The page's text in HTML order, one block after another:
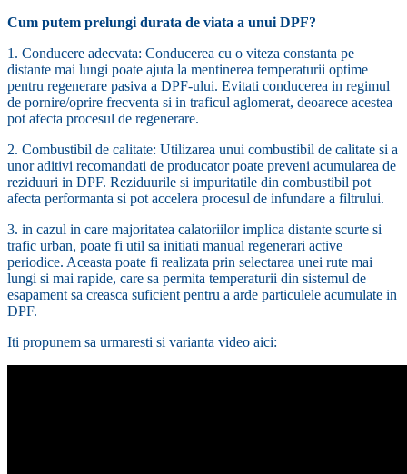
Cum putem prelungi durata de viata a unui DPF?
1. Conducere adecvata: Conducerea cu o viteza constanta pe
distante mai lungi poate ajuta la mentinerea temperaturii optime
pentru regenerare pasiva a DPF-ului. Evitati conducerea in regimul
de pornire/oprire frecventa si in traficul aglomerat, deoarece acestea
pot afecta procesul de regenerare.
2. Combustibil de calitate: Utilizarea unui combustibil de calitate si a
unor aditivi recomandati de producator poate preveni acumularea de
reziduuri in DPF. Reziduurile si impuritatile din combustibil pot
afecta performanta si pot accelera procesul de infundare a filtrului.
3. in cazul in care majoritatea calatoriilor implica distante scurte si
trafic urban, poate fi util sa initiati manual regenerari active
periodice. Aceasta poate fi realizata prin selectarea unei rute mai
lungi si mai rapide, care sa permita temperaturii din sistemul de
esapament sa creasca suficient pentru a arde particulele acumulate in
DPF.
Iti propunem sa urmaresti si varianta video aici: